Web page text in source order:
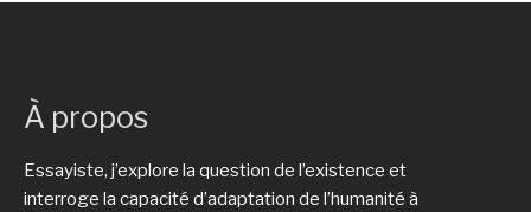
À propos
Essayiste, j’explore la question de l’existence et
interroge la capacité d’adaptation de l’humanité à